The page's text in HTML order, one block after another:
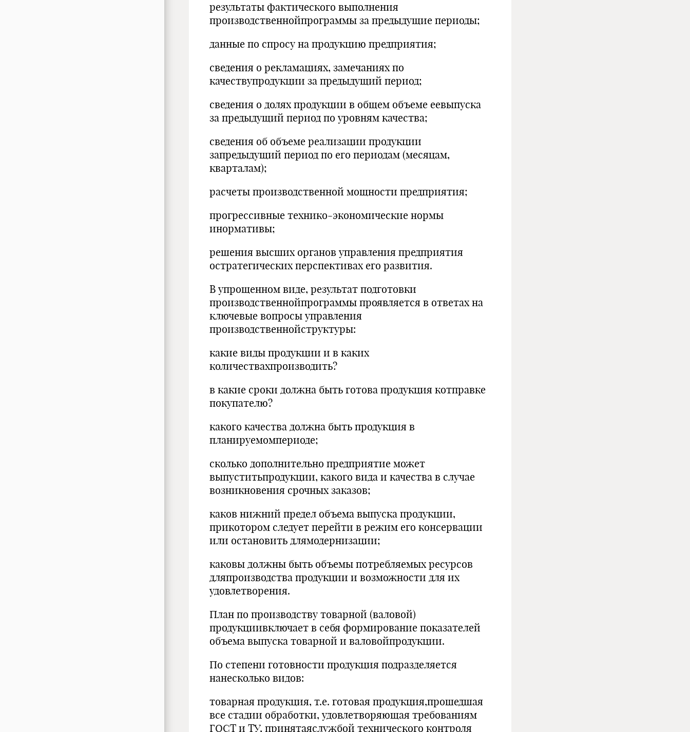
результаты фактического выполнения
производственнойпрограммы за предыдущие периоды;
данные по спросу на продукцию предприятия;
сведения о рекламациях, замечаниях по
качествупродукции за предыдущий период;
сведения о долях продукции в общем объеме еевыпуска
за предыдущий период по уровням качества;
сведения об объеме реализации продукции
запредыдущий период по его периодам (месяцам,
кварталам);
расчеты производственной мощности предприятия;
прогрессивные технико-экономические нормы
инормативы;
решения высших органов управления предприятия
остратегических перспективах его развития.
В упрощенном виде, результат подготовки
производственнойпрограммы проявляется в ответах на
ключевые вопросы управления
производственнойструктуры:
какие виды продукции и в каких
количествахпроизводить?
в какие сроки должна быть готова продукция котправке
покупателю?
какого качества должна быть продукция в
планируемомпериоде;
сколько дополнительно предприятие может
выпуститьпродукции, какого вида и качества в случае
возникновения срочных заказов;
каков нижний предел объема выпуска продукции,
прикотором следует перейти в режим его консервации
или остановить длямодернизации;
каковы должны быть объемы потребляемых ресурсов
дляпроизводства продукции и возможности для их
удовлетворения.
План по производству товарной (валовой)
продукциивключает в себя формирование показателей
объема выпуска товарной и валовойпродукции.
По степени готовности продукция подразделяется
нанесколько видов:
товарная продукция, т.е. готовая продукция,прошедшая
все стадии обработки, удовлетворяющая требованиям
ГОСТ и ТУ, принятаяслужбой технического контроля